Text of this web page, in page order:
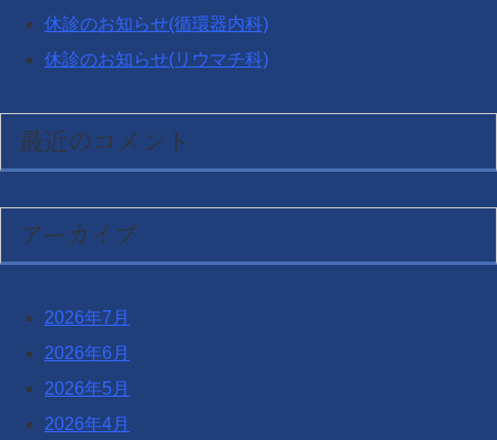
休診のお知らせ(循環器内科)
休診のお知らせ(リウマチ科)
最近のコメント
アーカイブ
2026年7月
2026年6月
2026年5月
2026年4月